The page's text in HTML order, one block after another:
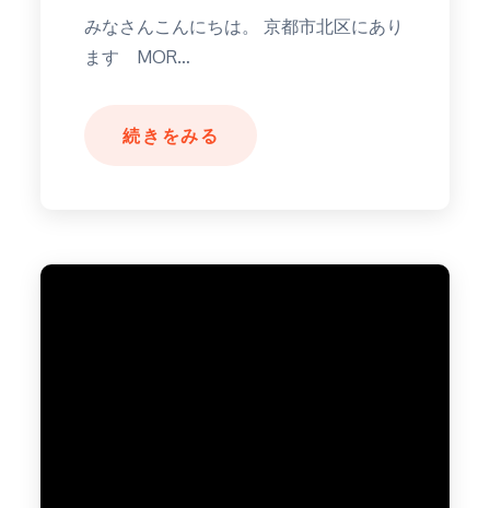
みなさんこんにちは。 京都市北区にあり
ます MOR…
続きをみる